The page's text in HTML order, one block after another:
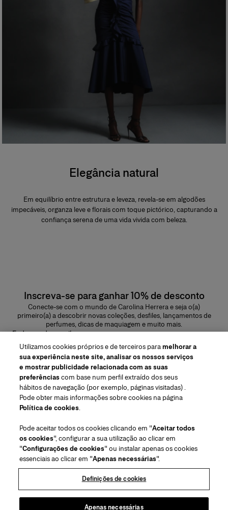
Elegância natural
Em equilíbrio entre estrutura e leveza, revela-se em algodões
impecáveis, organza leve e florais com toque pictórico, capturando a
confiança serena de uma vida vivida com beleza.
Inscreva-se para ganhar 10% de desconto
Conecte-se com o mundo de Carolina Herrera e seja o(a)
primeiro(a) a descobrir novas coleções, desfiles, lançamentos de
perfumes, dicas de maquiagem e muito mais.
Endereço de e-mail
ENVIAR
Região/Idioma
Atendimento ao cliente
Encontrar uma loja
Fale conosco
Envios e devoluções de Beleza
Envios e Devoluções de Moda
Perguntas Frequentes
Serviço para embalagem para presente
Centro de preferências
Sobre nós
House of Herrera
Herrera Friends
Puig
(abre em uma nova guia)
chcarolinaherrera.com
(abre em uma nova guia)
Termos e Condições
Beauty Termos e Condições de Venda
Moda Termos e Condições de Venda
VTO Data Processing Notice
Utilizamos cookies próprios e de terceiros paramelhorar a
sua experiência neste site, analisar os nossos serviços
e mostrar publicidade relacionada com as suas
preferênciascom base num perfil extraído dos seus
hábitos de navegação (por exemplo, páginas visitadas) .
Pode obter mais informações sobre cookies na página
Política de cookies.
Pode aceitar todos os cookies clicando em "Aceitar todos
os cookies", configurar a sua utilização ao clicar em
"Configurações de cookies" ou instalar apenas os cookies
essenciais ao clicar em "Apenas necessárias".
Definições de cookies
Apenas necessárias